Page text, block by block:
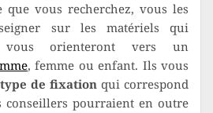
que vous recherchez, vous les
sur les matériels qui
vous orienteront vers un
, femme ou enfant. Ils vous
type de fixation qui correspond
conseillers pourraient en outre